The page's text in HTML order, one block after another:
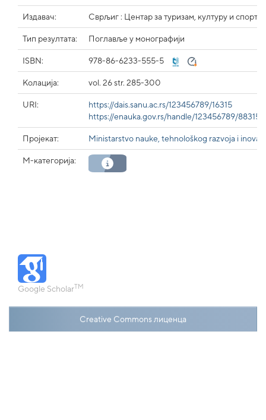
Издавач: Сврљиг : Центар за туризам, културу и спорт
Тип резултата: Поглавље у монографији
ISBN: 978-86-6233-555-5
Колација: vol. 26 str. 285-300
URI:
https://dais.sanu.ac.rs/123456789/16315
https://enauka.gov.rs/handle/123456789/883153
Пројекат: Ministarstvo nauke, tehnološkog razvoja i
М-категорија:
Google ScholarTM
Creative Commons лиценца